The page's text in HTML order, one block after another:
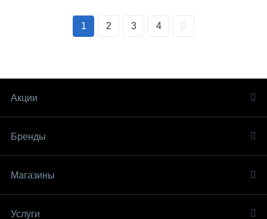
1 2 3 4
Акции
Бренды
Магазины
Услуги